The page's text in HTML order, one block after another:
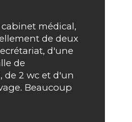
médical,
de deux
d'une
de
de 2 wc et d'un
Beaucoup